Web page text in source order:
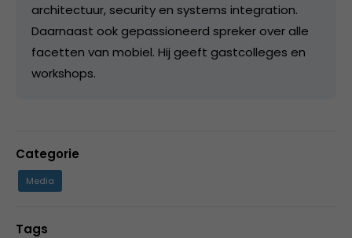
architectuur, security en systems integration.
Daarnaast ook gepassioneerd spreker over alle
facetten van mobiel. Hij geeft gastcolleges en
workshops.
Categorie
Media
Tags